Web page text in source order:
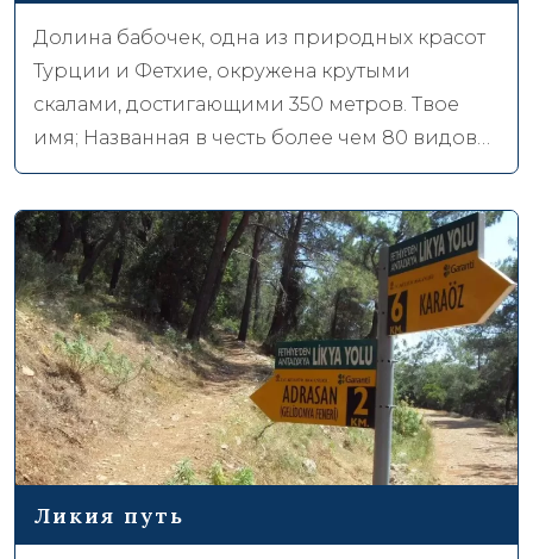
Долина бабочек, одна из природных красот
Турции и Фетхие, окружена крутыми
скалами, достигающими 350 метров. Твое
имя; Названная в честь более чем 80 видов
бабочек, и особенно бабочки Тигра, долина
своей великолепной атмосферой оставляет
незабываемые воспоминания у гостей.
Ликия путь